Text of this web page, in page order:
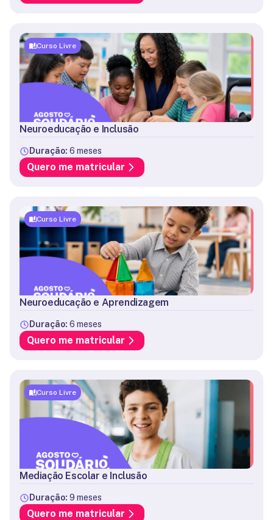
Curso Livre
Neuroeducação e Inclusão
Duração: 6 meses
Quero me matricular
Curso Livre
Neuroeducação e Aprendizagem
Duração: 6 meses
Quero me matricular
Curso Livre
Mediação Escolar e Inclusão
Duração: 9 meses
Quero me matricular